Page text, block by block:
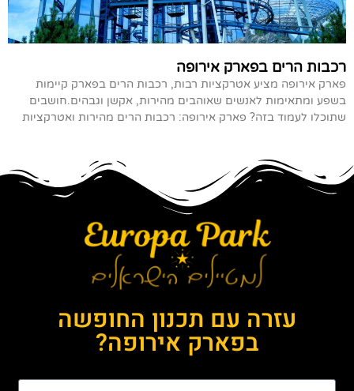
רכבות הרים בפארק אירופה
פארק אירופה מציע אטרקציות רבות, רכבות הרים בפארק קיימות
בשפע ומתאימות לאנשים שאוהבים מהירות, אקשן וגבהים.חושבים
שתוכלו לעמוד בזה? פארק אירופה: רכבות הרים מהירות ואטרקציות
עזרה עם תכנון החופשה
בפארק אירופה?